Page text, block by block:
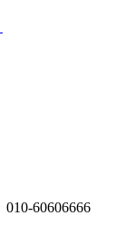
60606666